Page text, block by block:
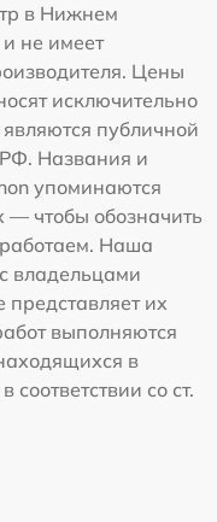
в Нижнем
не имеет
Цены
исключительно
публичной
РФ. Названия и
упоминаются
чтобы обозначить
Наша
владельцами
их
выполняются
в
со ст.